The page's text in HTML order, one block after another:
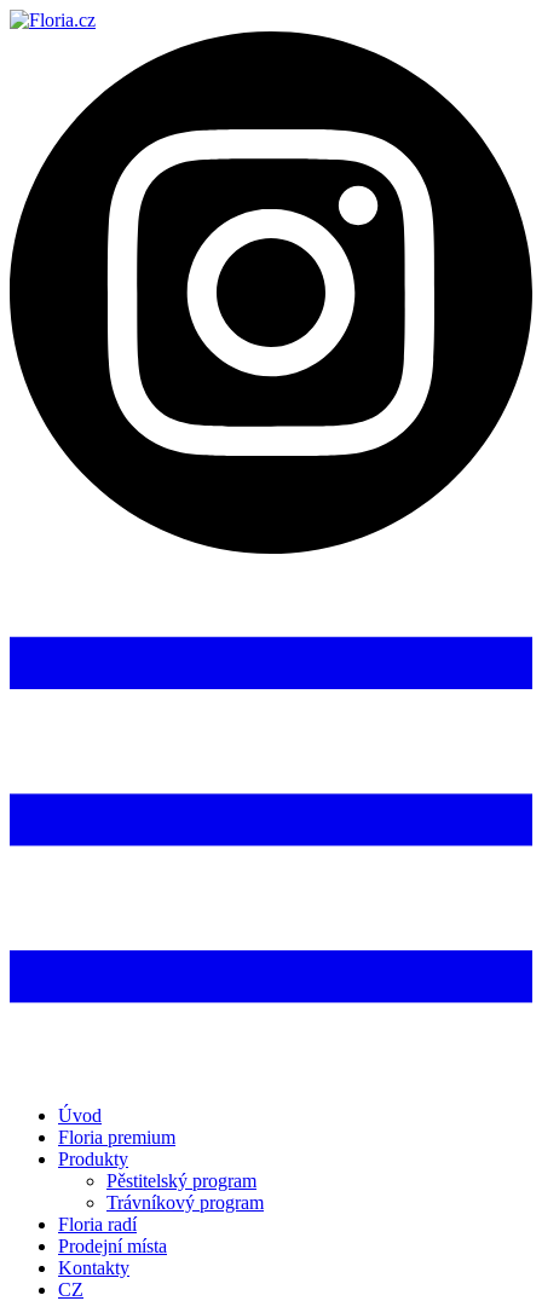
Úvod
Floria premium
Produkty
Pěstitelský program
Trávníkový program
Floria radí
Prodejní místa
Kontakty
CZ